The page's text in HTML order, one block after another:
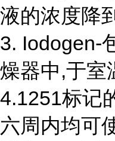
液的浓度降
3. Iodogen-
燥器中,于室
4.1251标记
六周内均可